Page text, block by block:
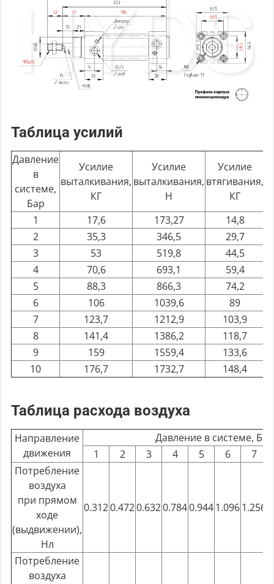
Таблица усилий
Давление
в
системе,
Бар
Усилие
выталкивания,
КГ
Усилие
выталкивания,
Н
Усилие
втягивания,
КГ
1 17,6 173,27
14,8
2
35,3 346,5
29,7
3
53 519,8
44,5
4
70,6 693,1
59,4
5
88,3 866,3
74,2
6
106 1039,6
89
7
123,7 1212,9
103,9
8
141,4 1386,2
118,7
9
159 1559,4
133,6
10
176,7 1732,7 148,4
Таблица расхода воздуха
Направление
движения
Давление в системе, Бар
1
2 3 4 5 6
7
Потребление
воздуха
при прямом
ходе
(выдвижении),
Нл
0.3120.4720.6320.7840.9441.0961.256
Потребление
воздуха